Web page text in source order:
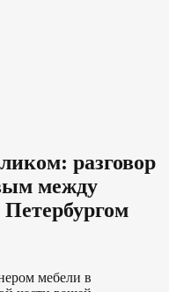
разговор
между
мебели в